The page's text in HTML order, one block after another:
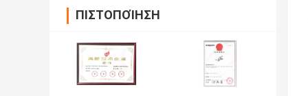
ΠΙΣΤΟΠΟΊΗΣΗ